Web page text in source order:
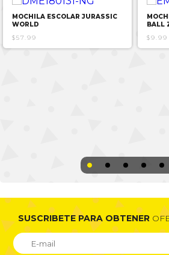
MOCHILA ESCOLAR JURASSIC
WORLD
$57.99
BALL
$9.99
SUSCRIBETE PARA OBTENER